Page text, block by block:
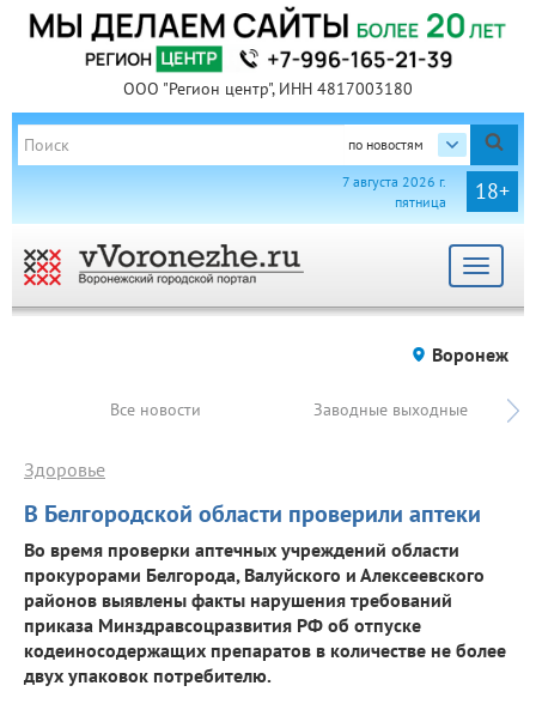
ООО "Регион центр", ИНН 4817003180
по новостям
18+
7 августа 2026 г.
пятница
Toggle
Воронеж
Все новости Заводные выходные
В Белгородской области проверили аптеки
Здоровье
Во время проверки аптечных учреждений области
прокурорами Белгорода, Валуйского и Алексеевского
районов выявлены факты нарушения требований
приказа Минздравсоцразвития РФ об отпуске
кодеиносодержащих препаратов в количестве не более
двух упаковок потребителю.